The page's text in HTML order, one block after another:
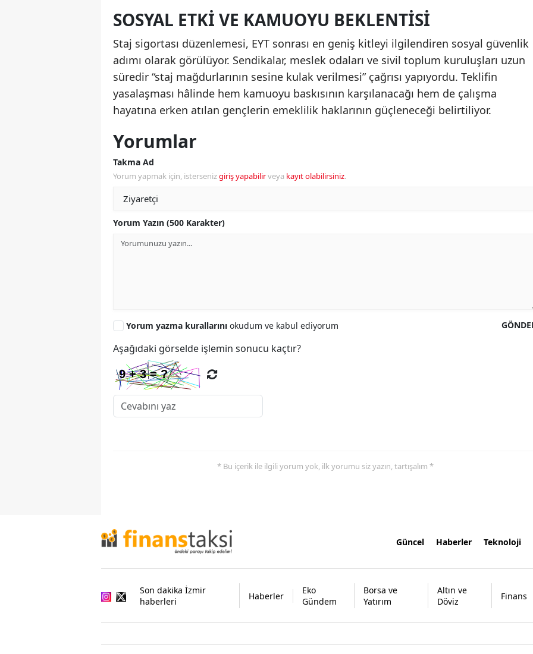
SOSYAL ETKI VE KAMUOYU BEKLENTISI
Staj sigortası düzenlemesi, EYT sonrası en geniş kitleyi ilgilendiren sosyal güvenlik
adımı olarak görülüyor. Sendikalar, meslek odaları ve sivil toplum kuruluşları uzun
süredir “staj mağdurlarının sesine kulak verilmesi” çağrısı yapıyordu. Teklifin
yasalaşması hâlinde hem kamuoyu baskısının karşılanacağı hem de çalışma
hayatına erken atılan gençlerin emeklilik haklarının güçleneceği belirtiliyor.
Yorumlar
Takma Ad
Yorum yapmak için, istersenizgiriş yapabilirveya kayıt olabilirsiniz.
Yorum Yazın (500 Karakter)
Yorum yazma kurallarını okudum ve kabul ediyorum
Aşağıdaki görselde işlemin sonucu kaçtır?
* Bu içerik ile ilgili yorum yok, ilk yorumu siz yazın, tartışalım *
Güncel Haberler Teknoloji
Son dakika İzmir
haberleri
Haberler
Eko
Gündem
Borsa ve
Yatırım
Altın ve
Döviz
Finans